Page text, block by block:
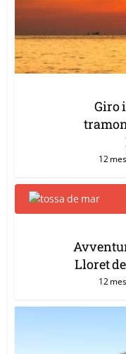
Giro
12
Lloret
12